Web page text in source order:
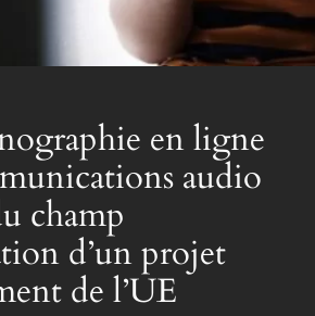
en ligne
audio
champ
d’un projet
de l’UE